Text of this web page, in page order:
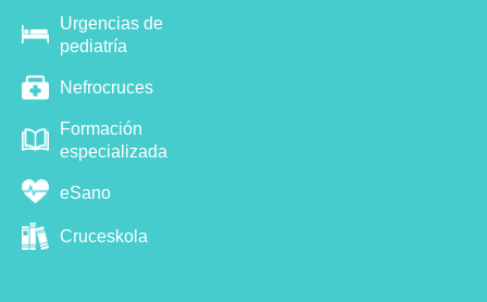
Urgencias de
pediatría
Nefrocruces
Formación
especializada
eSano
Cruceskola